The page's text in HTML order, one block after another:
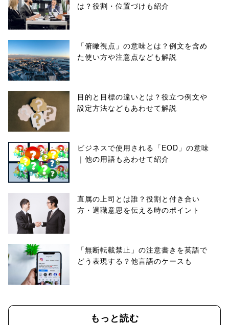
は？役割・位置づけも紹介
「俯瞰視点」の意味とは？例文を含め
た使い方や注意点なども解説
目的と目標の違いとは？役立つ例文や
設定方法などもあわせて解説
ビジネスで使用される「EOD」の意味
｜他の用語もあわせて紹介
直属の上司とは誰？役割と付き合い
方・退職意思を伝える時のポイント
「無断転載禁止」の注意書きを英語で
どう表現する？他言語のケースも
もっと読む